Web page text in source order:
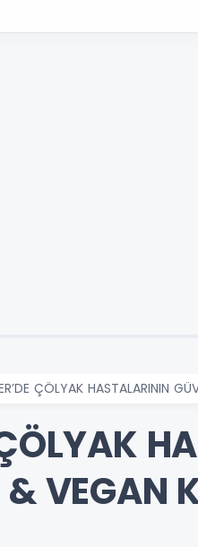
ÇÖLYAK HASTALARININ
ÇÖLYAK
VEGAN